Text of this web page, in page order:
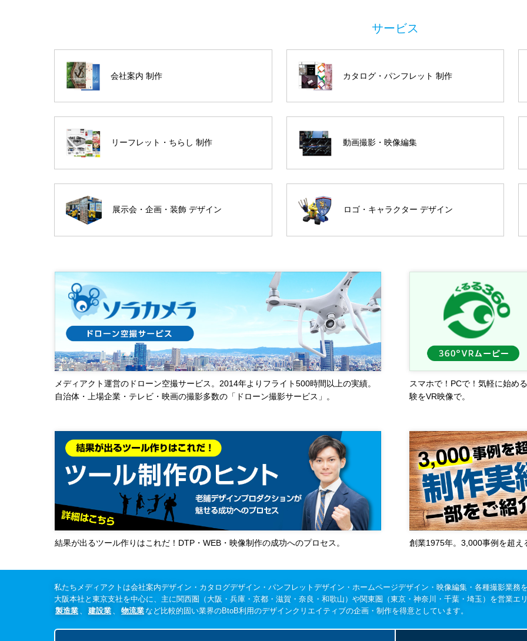
会社案内 制作 カタログ・パンフレット 制作
リーフレット・ちらし 制作 動画撮影・映像編集
展示会・企画・装飾 デザイン ロゴ・キャラクター デザイン
メディアクト運営のドローン空撮サービス。2014年よりフライト500時間以上の実績。
自治体・上場企業・テレビ・映画の撮影多数の「ドローン撮影サービス」。
スマホで！PCで！気軽に始め
験をVR映像で。
結果が出るツール作りはこれだ！DTP・WEB・映像制作の成功へのプロセス。 創業1975年。3,000事例を超え
私たちメディアクトは会社案内デザイン・カタログデザイン・パンフレットデザイン・ホームページデザイン・映像編集・各種撮影業務
大阪本社と東京支社を中心に、主に関西圏（大阪・兵庫・京都・滋賀・奈良・和歌山）や関東圏（東京・神奈川・千葉・埼玉）を営業エ
製造業
建設業 物流業など比較的固い業界のBtoB利用のデザインクリエイティブの企画・制作を得意としています。